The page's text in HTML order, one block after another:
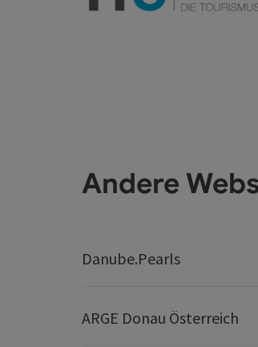
Andere
Danube.Pearls
ARGE Donau Österreich